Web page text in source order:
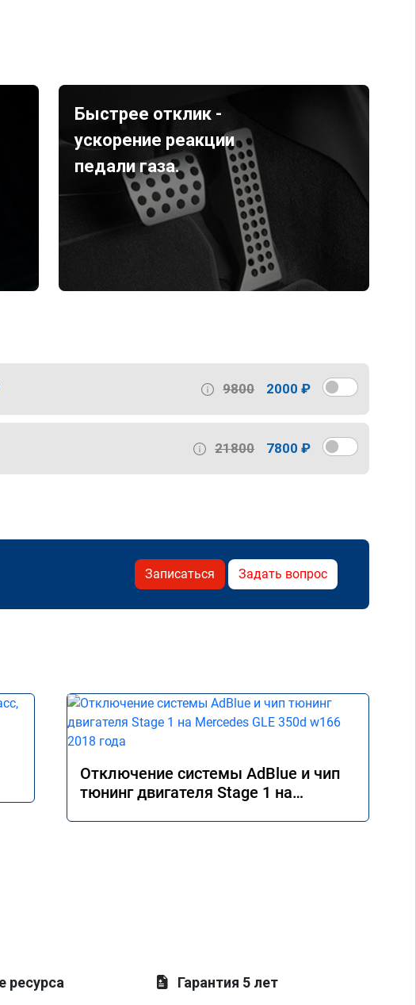
Быстрее отклик -
ускорение реакции
педали газа.
9800 2000 ₽
21800 7800 ₽
Записаться Задать вопрос
Отключение системы AdBlue и чип
тюнинг двигателя Stage 1 на
ресурса Гарантия 5 лет